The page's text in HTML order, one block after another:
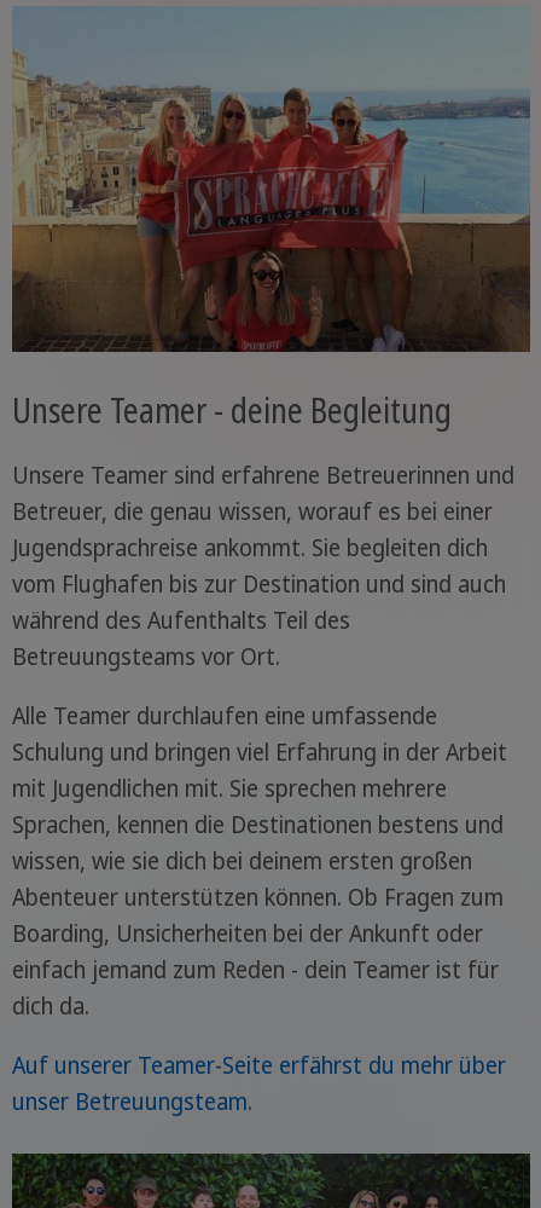
Unsere Teamer - deine Begleitung
Unsere Teamer sind erfahrene Betreuerinnen und
Betreuer, die genau wissen, worauf es bei einer
Jugendsprachreise ankommt. Sie begleiten dich
vom Flughafen bis zur Destination und sind auch
während des Aufenthalts Teil des
Betreuungsteams vor Ort.
Alle Teamer durchlaufen eine umfassende
Schulung und bringen viel Erfahrung in der Arbeit
mit Jugendlichen mit. Sie sprechen mehrere
Sprachen, kennen die Destinationen bestens und
wissen, wie sie dich bei deinem ersten großen
Abenteuer unterstützen können. Ob Fragen zum
Boarding, Unsicherheiten bei der Ankunft oder
einfach jemand zum Reden - dein Teamer ist für
dich da.
Auf unserer Teamer-Seite erfährst du mehr über
unser Betreuungsteam.